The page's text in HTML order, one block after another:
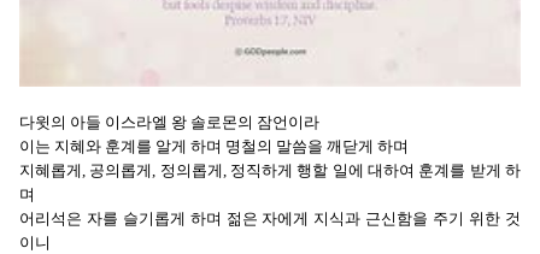
다윗의 아들 이스라엘 왕 솔로몬의 잠언이라
이는 지혜와 훈계를 알게 하며 명철의 말씀을 깨닫게 하며
지혜롭게, 공의롭게, 정의롭게, 정직하게 행할 일에 대하여 훈계를 받게 하
며
어리석은 자를 슬기롭게 하며 젊은 자에게 지식과 근신함을 주기 위한 것
이니